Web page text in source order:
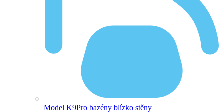
Model K9Pro bazény blízko stěny